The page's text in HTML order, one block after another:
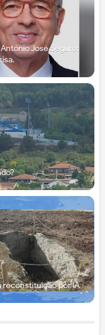
José Seguro:
reconstituição por IA